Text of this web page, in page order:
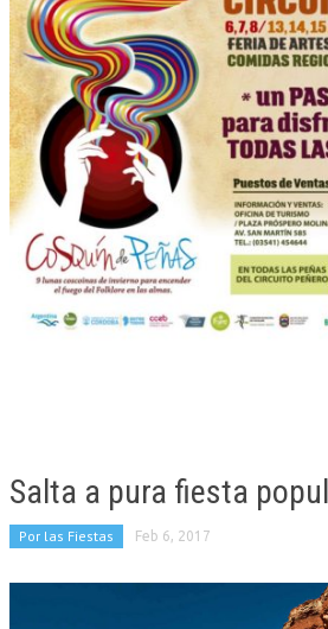
Salta a pura fiesta
Por las Fiestas Feb 6, 2017